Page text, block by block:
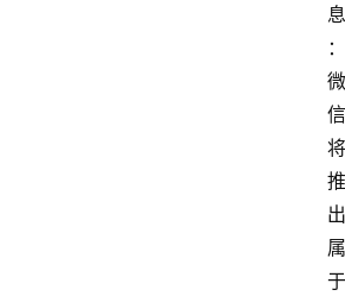
息
：
微
信
将
推
出
属
于